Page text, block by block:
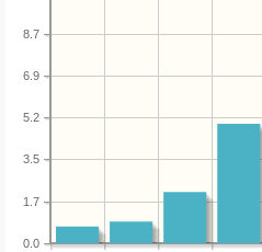
0.0
1.7
3.5
5.2
6.9
8.7